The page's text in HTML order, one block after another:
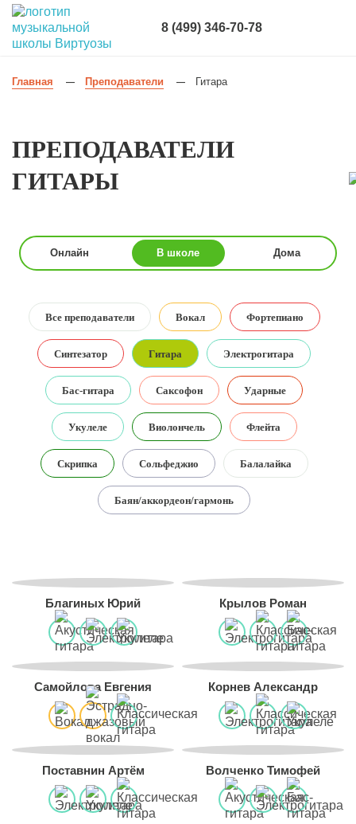
8 (499) 346-70-78
Главная — Преподаватели — Гитара
ПРЕПОДАВАТЕЛИ
ГИТАРЫ
Онлайн В школе Дома
Все преподаватели Вокал Фортепиано
Синтезатор Гитара Электрогитара
Бас-гитара Саксофон Ударные
Укулеле Виолончель Флейта
Скрипка Сольфеджио Балалайка
Баян/аккордеон/гармонь
Благиных Юрий Крылов Роман
Самойлова Евгения Корнев Александр
Поставнин Артём Волченко Тимофей